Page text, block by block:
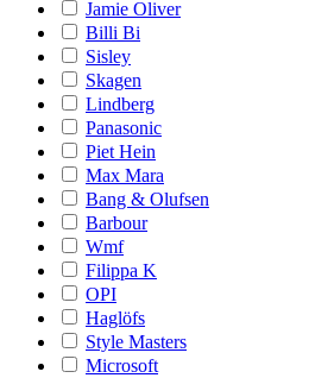
Jamie Oliver
Billi Bi
Sisley
Skagen
Lindberg
Panasonic
Piet Hein
Max Mara
Bang & Olufsen
Barbour
Wmf
Filippa K
OPI
Haglöfs
Style Masters
Microsoft